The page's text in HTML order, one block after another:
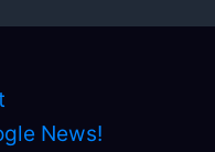
News!